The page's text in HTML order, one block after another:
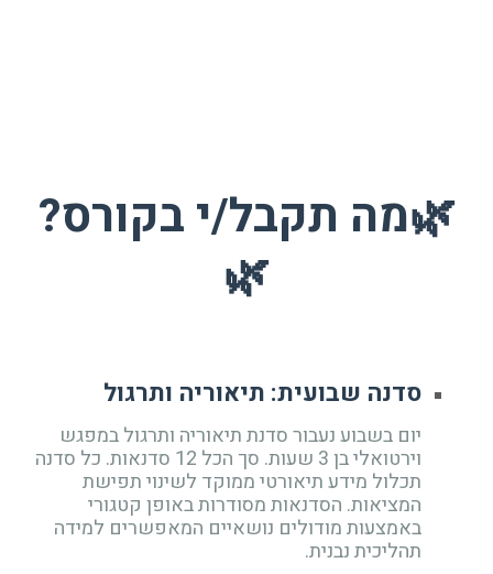
🌿מה תקבל/י בקורס?
🌿
סדנה שבועית: תיאוריה ותרגול
יום בשבוע נעבור סדנת תיאוריה ותרגול במפגש
וירטואלי בן 3 שעות. סך הכל 12 סדנאות. כל סדנה
תכלול מידע תיאורטי ממוקד לשינוי תפישת
המציאות. הסדנאות מסודרות באופן קטגורי
באמצעות מודולים נושאיים המאפשרים למידה
תהליכית נבנית.